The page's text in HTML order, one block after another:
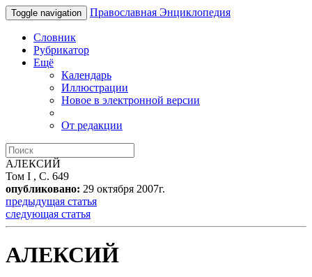
Toggle navigation Православная Энциклопедия
Словник
Рубрикатор
Ещё
Календарь
Иллюстрации
Новое в электронной версии
От редакции
АЛЕКСИЙ
Том I , С. 649
опубликовано: 29 октября 2007г.
предыдущая статья
следующая статья
АЛЕКСИЙ